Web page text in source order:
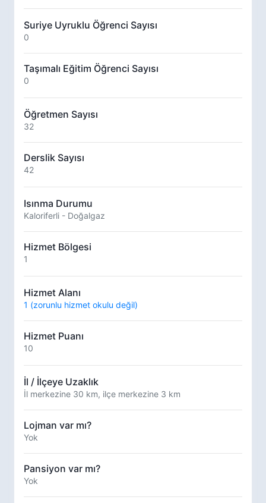
Suriye Uyruklu Öğrenci Sayısı
0
Taşımalı Eğitim Öğrenci Sayısı
0
Öğretmen Sayısı
32
Derslik Sayısı
42
Isınma Durumu
Kaloriferli - Doğalgaz
Hizmet Bölgesi
1
Hizmet Alanı
1 (zorunlu hizmet okulu değil)
Hizmet Puanı
10
İl / İlçeye Uzaklık
İl merkezine 30 km, ilçe merkezine 3 km
Lojman var mı?
Yok
Pansiyon var mı?
Yok